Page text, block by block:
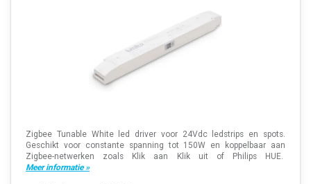
Zigbee Tunable White led driver voor 24Vdc ledstrips en spots.
Geschikt voor constante spanning tot 150W en koppelbaar aan
Zigbee-netwerken zoals Klik aan Klik uit of Philips HUE.
Meer informatie »